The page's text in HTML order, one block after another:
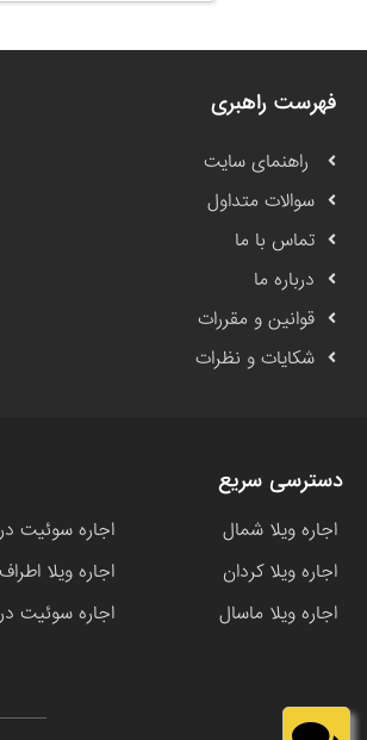
فهرست راهبری
راهنمای سایت
سوالات متداول
تماس با ما
درباره ما
قوانین و مقررات
شکایات و نظرات
دسترسی سریع
اجاره ویلا شمال اجاره سوئیت
اجاره ویلا کردان
اجاره ویلا
اجاره ویلا ماسال
اجاره سوئیت